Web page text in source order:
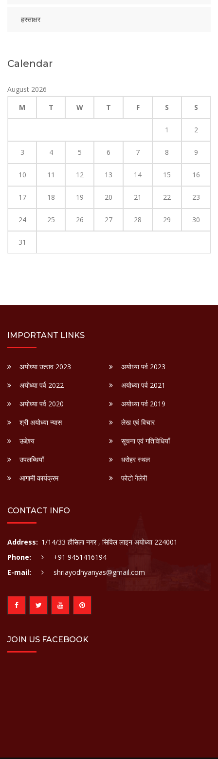
हस्ताक्षर
Calendar
August 2026
M
T W T F S S
1 2
3 4 5 6 7 8 9
10 11 12 13 14 15 16
17 18 19 20 21 22 23
24 25 26 27 28 29 30
31
IMPORTANT LINKS
अयोध्या उत्सव 2023
अयोध्या पर्व 2023
अयोध्या पर्व 2022
अयोध्या पर्व 2021
अयोध्या पर्व 2020
अयोध्या पर्व 2019
श्री अयोध्या न्यास
लेख एवं विचार
ऊद्देश्य
सूचना एवं गतिविधियाँ
उपलब्धियाँ
धरोहर स्थल
आगामी कार्यक्रम
फोटो गैलेरी
CONTACT INFO
Address: 1/14/33 हौसिला नगर , सिविल लाइन अयोध्या 224001
Phone:
+91 9451416194
E-mail:
shriayodhyanyas@gmail.com
JOIN US FACEBOOK